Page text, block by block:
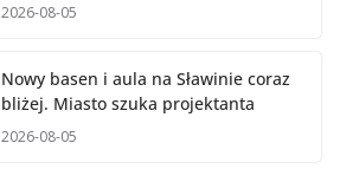
2026-08-05
Nowy basen i aula na Sławinie coraz
bliżej. Miasto szuka projektanta
2026-08-05